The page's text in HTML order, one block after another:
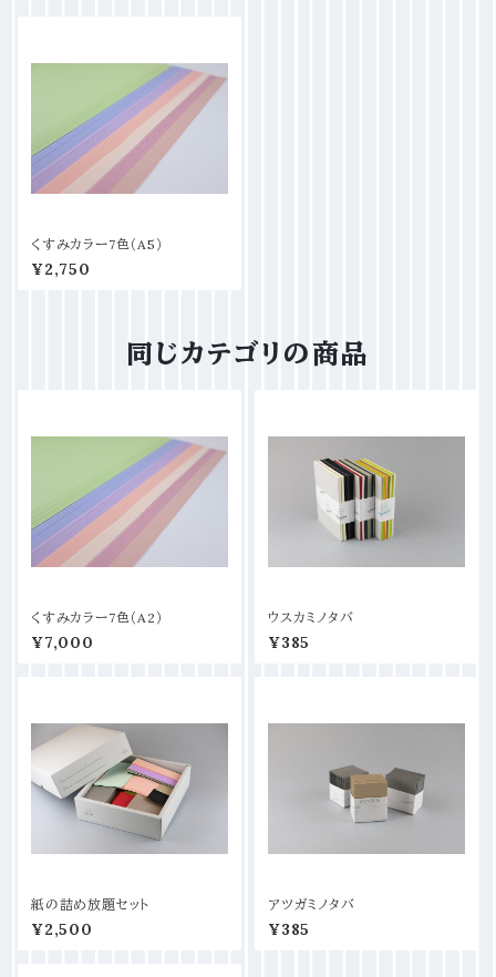
くすみカラー7色（A5）
¥2,750
同じカテゴリの商品
くすみカラー7色（A2）
¥7,000
ウスカミノタバ
¥385
紙の詰め放題セット
¥2,500
アツガミノタバ
¥385